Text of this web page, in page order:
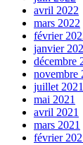
avril 2022
mars 2022
février
janvier
décembre
novembre
juillet 2021
mai 2021
avril 2021
mars 2021
février